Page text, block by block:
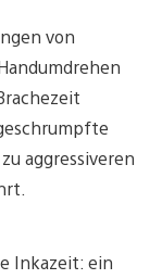
von
aggressiveren
Inkazeit: ein